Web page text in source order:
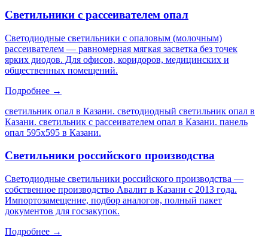
Светильники с рассеивателем опал
Светодиодные светильники с опаловым (молочным)
рассеивателем — равномерная мягкая засветка без точек
ярких диодов. Для офисов, коридоров, медицинских и
общественных помещений.
Подробнее →
светильник опал в Казани. светодиодный светильник опал в
Казани. светильник с рассеивателем опал в Казани. панель
опал 595х595 в Казани.
Светильники российского производства
Светодиодные светильники российского производства —
собственное производство Авалит в Казани с 2013 года.
Импортозамещение, подбор аналогов, полный пакет
документов для госзакупок.
Подробнее →